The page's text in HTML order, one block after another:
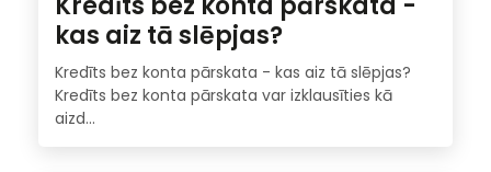
kas aiz tā slēpjas?
Kredīts bez konta pārskata - kas aiz tā slēpjas?
Kredīts bez konta pārskata var izklausīties kā
aizd...